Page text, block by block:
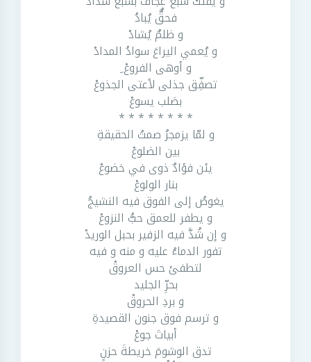
فحقٌّ يُبادُ
و ظلمٌ يُشادْ
و يُعمي اليراعَ سوادُ المدادْ
و أوهى الفروعْ ِ
تصفِّق جذلى لأعتى الجذوعْ
بصَلب يسوعْ
* * * * * * * *
و لمّا يزمجرُ صمتُ الحقيقةِ
بين الضلوعْ
يئن فؤادٌ ذوى في خضوعْ
بنار الولوعْ
يغوصُ إلى الفوق فيه النشيجُ
و يطفر للعمق حبُّ النزوعْ
و إن شُدَّ فيه الزفير بحبل الوريدْ
تفور الدماءُ عليه و منه و فيه
لتطفئ حس العروقْ
بحرِّ الجليد
و بردِ الحروقْ
و ترسم فوق جنون القصيدةِ
أبياتَ جوعْ
تدق الوشومَ خريطةَ حزنٍ